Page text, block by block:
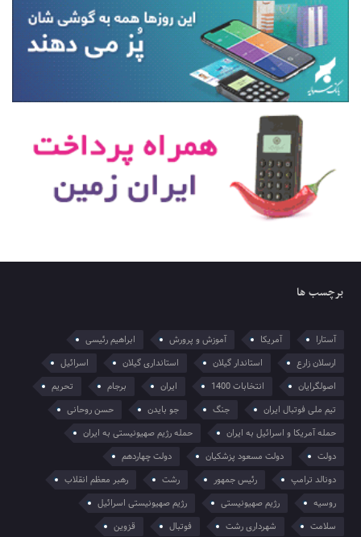
برچسب ها
آستارا آمریکا آموزش و پرورش
ابراهیم رئیسی
ارسلان زارع
استاندار گیلان استانداری گیلان
اسرائیل
اصولگرایان
انتخابات 1400 ایران برجام
تحریم
تیم ملی فوتبال ایران
جنگ جو بایدن
حسن روحانی
حمله آمریکا و اسرائیل به ایران
حمله رژیم صهیونیستی به ایران
دولت
دولت مسعود پزشکیان
دولت چهاردهم
دونالد ترامپ
رئیس جمهور رشت
رهبر معظم انقلاب
روسیه
رژیم صهیونیستی
رژیم صهیونیستی اسرائیل
سلامت
شهرداری رشت فوتبال قزوین